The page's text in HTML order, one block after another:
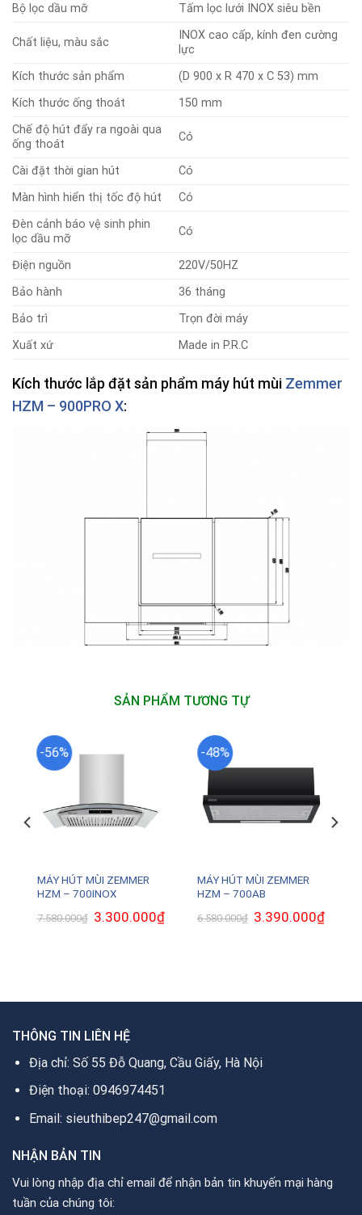
Bộ lọc dầu mỡ
Tấm lọc lưới INOX siêu bền
Chất liệu, màu sắc
INOX cao cấp, kính đen cường
lực
Kích thước sản phẩm
(D 900 x R 470 x C 53) mm
Kích thước ống thoát
150 mm
Chế độ hút đẩy ra ngoài qua
ống thoát
Có
Cài đặt thời gian hút
Có
Màn hình hiển thị tốc độ hút
Có
Đèn cảnh báo vệ sinh phin
lọc dầu mỡ
Có
Điện nguồn
220V/50HZ
Bảo hành
36 tháng
Bảo trì
Trọn đời máy
Xuất xứ
Made in P.R.C
Kích thước lắp đặt sản phẩm máy hút mùi Zemmer
HZM – 900PRO X:
SẢN PHẨM TƯƠNG TỰ
-56%
MÁY HÚT MÙI ZEMMER
HZM – 700INOX
7.580.000₫ Giá
gốc
3.300.000₫Giá
hiện
-48%
MÁY HÚT MÙI ZEMMER
HZM – 700AB
6.580.000₫ Giá
gốc
3.390.000₫Giá
hiện
THÔNG TIN LIÊN HỆ
Địa chỉ: Số 55 Đỗ Quang, Cầu Giấy, Hà Nội
Điện thoại: 0946974451
Email: sieuthibep247@gmail.com
NHẬN BẢN TIN
Vui lòng nhập địa chỉ email để nhận bản tin khuyến mại hàng
tuần của chúng tôi: